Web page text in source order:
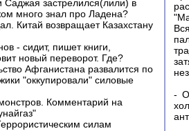
Саджая застрелился(лили) в
много знал про Ладена?
Китай возвращает Казахстану
- сидит, пишет книги,
новый переворот. Где?
Афганистана развалится по
"оккупировали" силовые
Комментарий на
силам
-